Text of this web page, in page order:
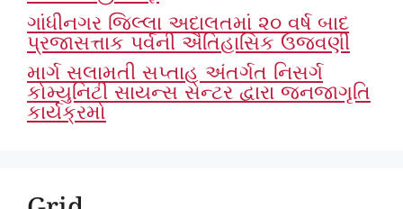
ગાંધીનગર જિલ્લા અદાલતમાં ૨૦ વર્ષ બાદ
પ્રજાસત્તાક પર્વની ઐતિહાસિક ઉજવણી
માર્ગ સલામતી સપ્તાહ અંતર્ગત નિસર્ગ
કોમ્યુનિટી સાયન્સ સેન્ટર દ્વારા જનજાગૃતિ
કાર્યક્રમો